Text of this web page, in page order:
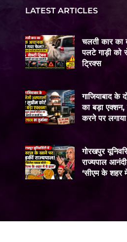
LATEST ARTICLES
चलती कार का
पलटे गाड़ी को
ट्रिक्स
गाजियाबाद के
का बड़ा एक्शन,
करने पर लगाया
गोरखपुर
राज्यपाल
‘सीएम के शहर